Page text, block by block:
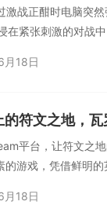
激战正酣时电脑突
在紧张刺激的对战
月18日
符文之地，
平台，让符文之
的游戏，凭借鲜明
月18日